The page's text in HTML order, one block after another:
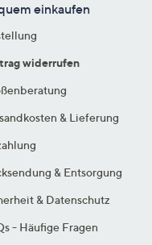
einkaufen
widerrufen
& Lieferung
& Entsorgung
& Datenschutz
- Häufige Fragen